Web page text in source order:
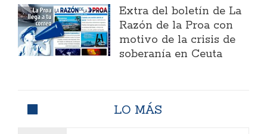
Extra del boletín de La
Razón de la Proa con
motivo de la crisis de
soberanía en Ceuta
LO MÁS